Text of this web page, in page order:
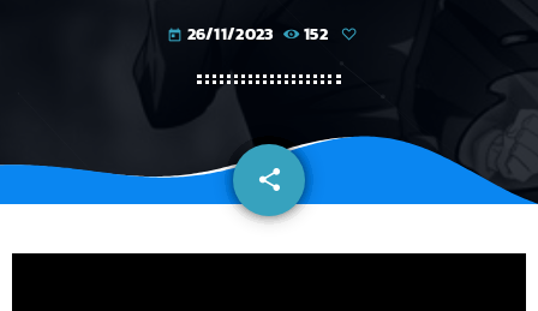
today 26/11/2023 152
share
email